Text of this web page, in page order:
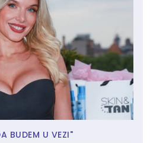
BUDEM U VEZI"